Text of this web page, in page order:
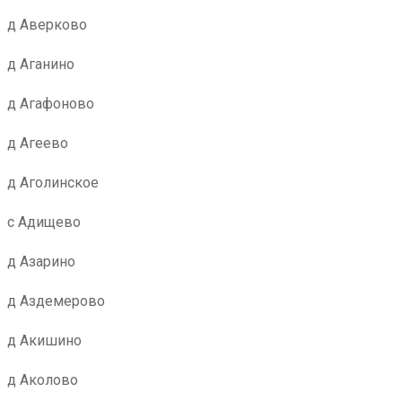
д Аверково
д Аганино
д Агафоново
д Агеево
д Аголинское
с Адищево
д Азарино
д Аздемерово
д Акишино
д Аколово